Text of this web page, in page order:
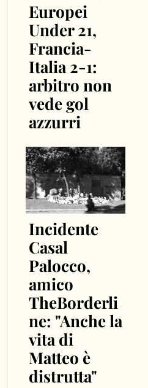
Europei
Under 21,
Francia-
Italia 2-1:
arbitro non
vede gol
azzurri
Incidente
Casal
Palocco,
amico
TheBorderli
ne: "Anche la
vita di
Matteo è
distrutta"